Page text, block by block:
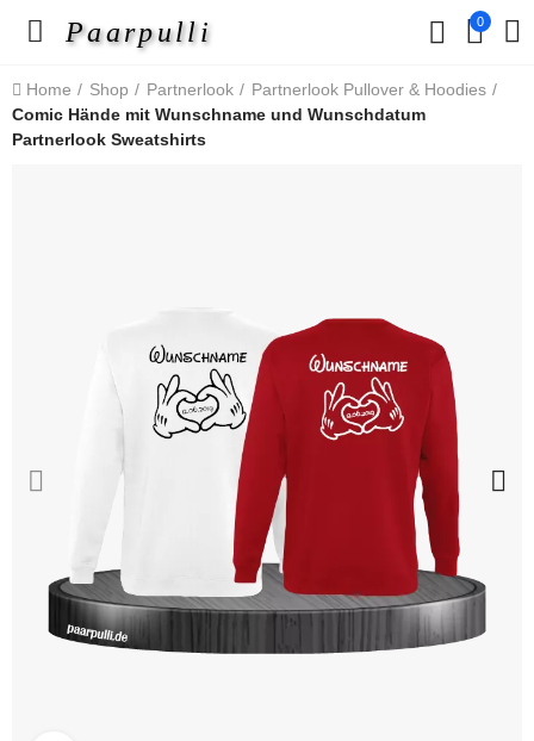
Paarpulli 0
Home Shop Partnerlook
Partnerlook Pullover & Hoodies
Comic Hände mit Wunschname und Wunschdatum
Partnerlook Sweatshirts